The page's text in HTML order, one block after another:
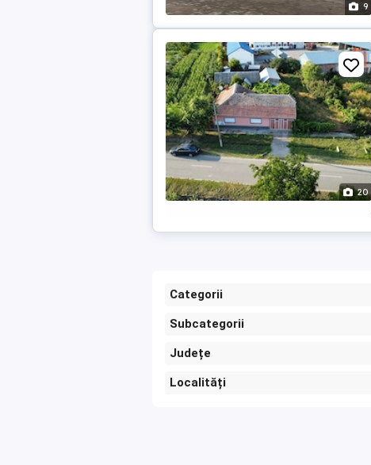
9
20
Categorii
Subcategorii
Județe
Localități